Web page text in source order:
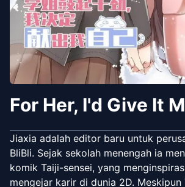
For Her, I'd Give It
Jiaxia adalah editor baru untuk
BliBli. Sejak sekolah menengah ia
komik Taiji-sensei, yang
mengejar karir di dunia 2D. Meskipun